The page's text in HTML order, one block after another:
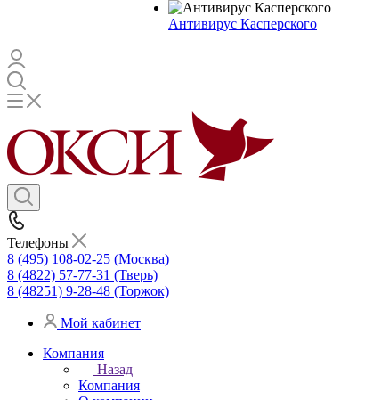
Антивирус Касперского
Телефоны
8 (495) 108-02-25 (Москва)
8 (4822) 57-77-31 (Тверь)
8 (48251) 9-28-48 (Торжок)
Мой кабинет
Компания
Назад
Компания